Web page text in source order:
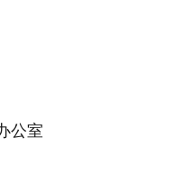
公室